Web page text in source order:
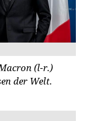
(l-r.)
der Welt.